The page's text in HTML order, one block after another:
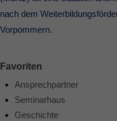
nach dem
Vorpommern.
Favoriten
Ansprechpartner
Seminarhaus
Geschichte